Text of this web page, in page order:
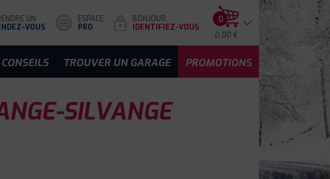
UN
VOUS
ESPACE
PRO
BONJOUR,
IDENTIFIEZ-VOUS
0
0.00 €
CONSEILS TROUVER UN GARAGE PROMOTIONS
SILVANGE